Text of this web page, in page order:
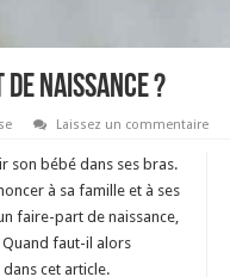
naissance ?
Laissez un commentaire
son bébé dans ses bras.
à sa famille et à ses
faire-part de naissance,
faut-il alors
cet article.